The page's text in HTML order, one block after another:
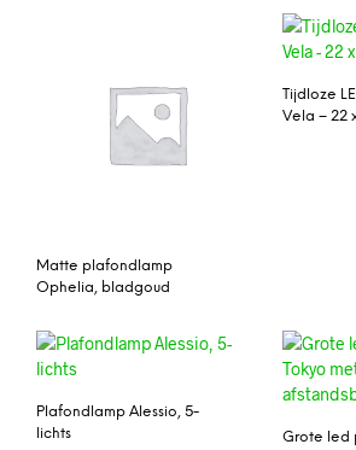
Matte plafondlamp
Ophelia, bladgoud
Tijdloze
Vela – 22
Plafondlamp Alessio, 5-
lichts
Grote led